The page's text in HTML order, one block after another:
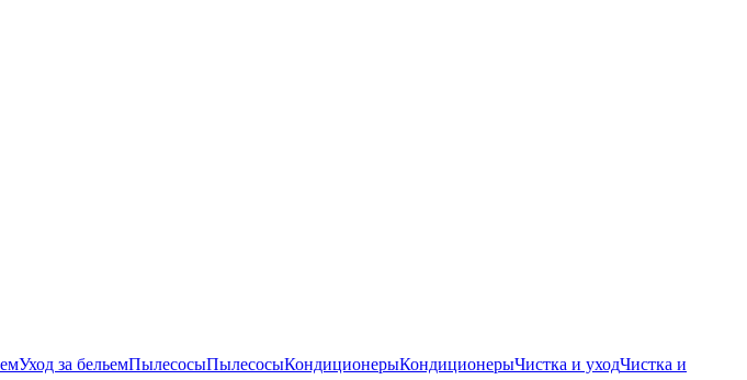
Уход за бельемПылесосыПылесосыКондиционерыКондиционерыЧистка и уходЧистка и